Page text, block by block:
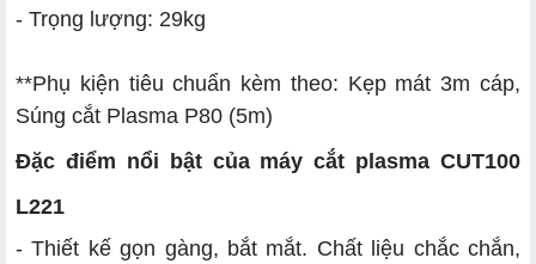
- Trọng lượng: 29kg
**Phụ kiện tiêu chuẩn kèm theo: Kẹp mát 3m cáp,
Súng cắt Plasma P80 (5m)
Đặc điểm nổi bật của máy cắt plasma CUT100
L221
- Thiết kế gọn gàng, bắt mắt. Chất liệu chắc chắn,